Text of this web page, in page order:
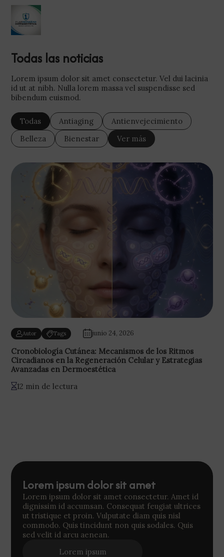
Todas las noticias
Lorem ipsum dolor sit amet consectetur. Vel dui lacinia
id ut at nibh. Nulla lorem massa vel suspendisse sed
bibendum euismod.
Todas Antiaging
Antienvejecimiento
Belleza
Bienestar Ver más
Autor Tags junio 24, 2026
Cronobiología Cutánea: Mecanismos de los Ritmos
Circadianos en la Regeneración Celular y Estrategias
Avanzadas en Dermoestética
12 min de lectura
Lorem ipsum dolor sit amet
Lorem ipsum dolor sit amet consectetur. Amet id
dignissim id accumsan. Consequat feugiat ultrices
ut tristique et proin. Vulputate diam quis nisl
commodo. Quis tincidunt non quis sodales. Quis
sed velit id arcu aenean.
Lorem ipsum